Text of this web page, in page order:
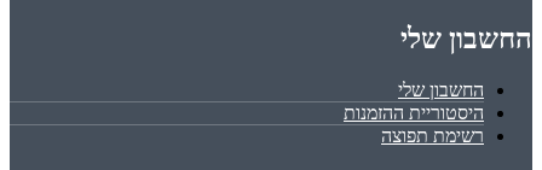
החשבון שלי
החשבון שלי
היסטוריית ההזמנות
רשימת תפוצה